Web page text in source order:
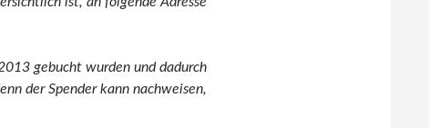
gebucht wurden und dadurch
der Spender kann nachweisen,